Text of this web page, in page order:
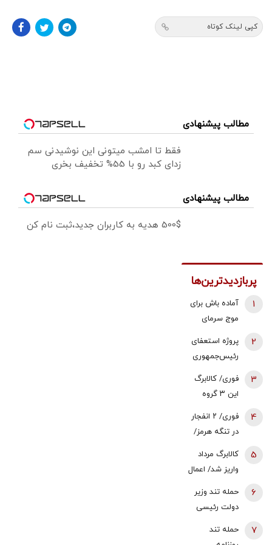
کپی لینک کوتاه
مطالب پیشنهادی
فقط تا امشب میتونی این نوشیدنی سم
زدای کبد رو با 55% تخفیف بخری
مطالب پیشنهادی
500$ هدیه به کاربران جدید،ثبت نام کن
پربازدیدترین‌ها
آماده باش برای
موج سرمای
دنبال سوخت
جایگزین باشند
1
پروژه استعفای
رئیس‌جمهوری
تندروها/ آنها
می خواهند
سعید جلیلی را
به ریاست
پاستور بگمارند
2
فوری/ کالابرگ
این ۳ گروه
3
فوری/ ۲ انفجار
در تنگه هرمز/
عبور از تنگه
بود/ خدمه و
کشتی در
سلامت هستند
4
کالابرگ مرداد
واریز شد/ اعمال
در زمان بندی
5
حمله تند وزیر
دولت رئیسی
6
حمله تند
7